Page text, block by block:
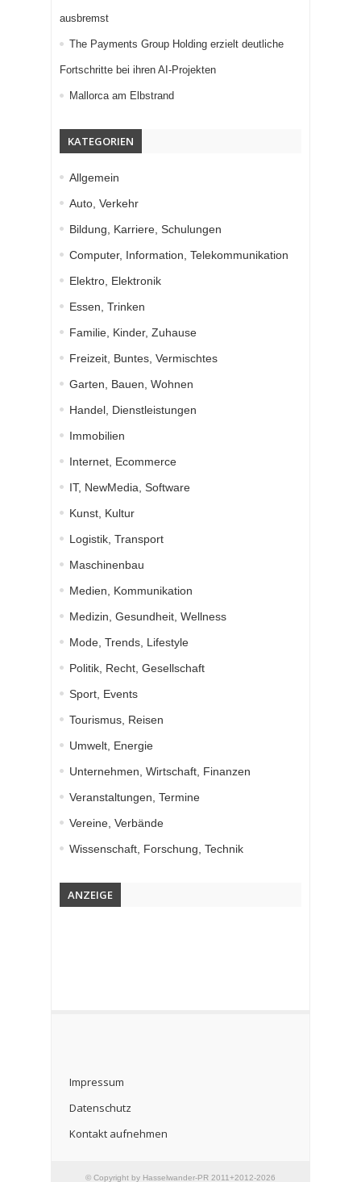
ausbremst
The Payments Group Holding erzielt deutliche
Fortschritte bei ihren AI-Projekten
Mallorca am Elbstrand
KATEGORIEN
Allgemein
Auto, Verkehr
Bildung, Karriere, Schulungen
Computer, Information, Telekommunikation
Elektro, Elektronik
Essen, Trinken
Familie, Kinder, Zuhause
Freizeit, Buntes, Vermischtes
Garten, Bauen, Wohnen
Handel, Dienstleistungen
Immobilien
Internet, Ecommerce
IT, NewMedia, Software
Kunst, Kultur
Logistik, Transport
Maschinenbau
Medien, Kommunikation
Medizin, Gesundheit, Wellness
Mode, Trends, Lifestyle
Politik, Recht, Gesellschaft
Sport, Events
Tourismus, Reisen
Umwelt, Energie
Unternehmen, Wirtschaft, Finanzen
Veranstaltungen, Termine
Vereine, Verbände
Wissenschaft, Forschung, Technik
ANZEIGE
Impressum
Datenschutz
Kontakt aufnehmen
© Copyright by Hasselwander-PR 2011+2012-2026